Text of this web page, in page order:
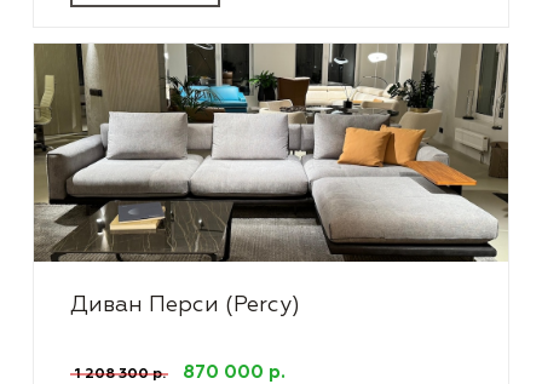
Диван Перси (Percy)
1 208 300 р. 870 000 р.